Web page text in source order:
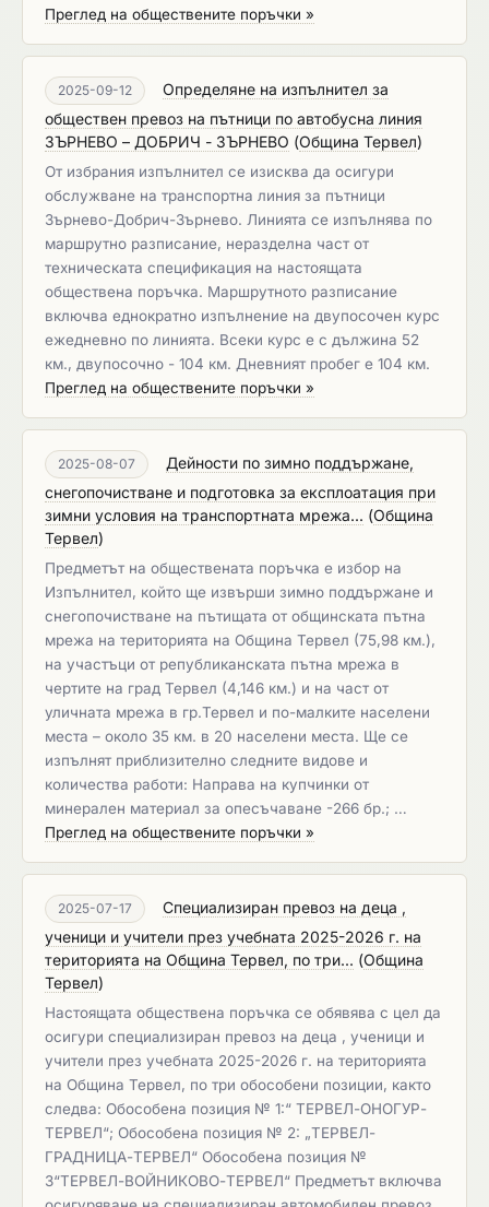
Преглед на обществените поръчки »
2025-09-12
Определяне на изпълнител за
обществен превоз на пътници по автобусна линия
ЗЪРНЕВО – ДОБРИЧ - ЗЪРНЕВО (Община Тервел)
От избрания изпълнител се изисква да осигури
обслужване на транспортна линия за пътници
Зърнево-Добрич-Зърнево. Линията се изпълнява по
маршрутно разписание, неразделна част от
техническата спецификация на настоящата
обществена поръчка. Маршрутното разписание
включва еднократно изпълнение на двупосочен курс
ежедневно по линията. Всеки курс е с дължина 52
км., двупосочно - 104 км. Дневният пробег е 104 км.
Преглед на обществените поръчки »
2025-08-07
Дейности по зимно поддържане,
снегопочистване и подготовка за експлоатация при
зимни условия на транспортната мрежа... (Община
Тервел)
Предметът на обществената поръчка е избор на
Изпълнител, който ще извърши зимно поддържане и
снегопочистване на пътищата от общинската пътна
мрежа на територията на Община Тервел (75,98 км.),
на участъци от републиканската пътна мрежа в
чертите на град Тервел (4,146 км.) и на част от
уличната мрежа в гр.Тервел и по-малките населени
места – около 35 км. в 20 населени места. Ще се
изпълнят приблизително следните видове и
количества работи: Направа на купчинки от
минерален материал за опесъчаване -266 бр.; …
Преглед на обществените поръчки »
2025-07-17
Специализиран превоз на деца ,
ученици и учители през учебната 2025-2026 г. на
територията на Община Тервел, по три... (Община
Тервел)
Настоящата обществена поръчка се обявява с цел да
осигури специализиран превоз на деца , ученици и
учители през учебната 2025-2026 г. на територията
на Община Тервел, по три обособени позиции, както
следва: Обособена позиция № 1:“ ТЕРВЕЛ-ОНОГУР-
ТЕРВЕЛ“; Обособена позиция № 2: „ТЕРВЕЛ-
ГРАДНИЦА-ТЕРВЕЛ“ Обособена позиция №
3“ТЕРВЕЛ-ВОЙНИКОВО-ТЕРВЕЛ“ Предметът включва